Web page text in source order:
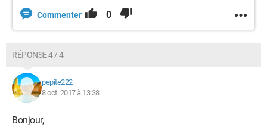
Commenter 0
RÉPONSE 4 / 4
pepite222
8 oct. 2017 à 13:38
Bonjour,